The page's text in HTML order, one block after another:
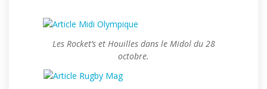
Les Rocket’s et Houilles dans le Midol du 28
octobre.